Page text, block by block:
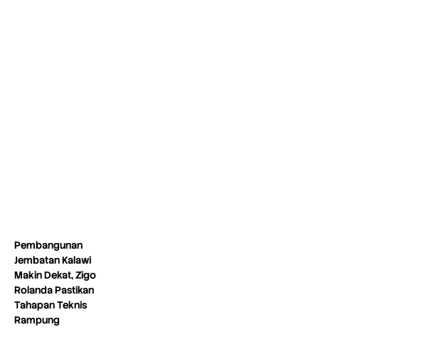
Pembangunan
Jembatan Kalawi
Makin Dekat, Zigo
Rolanda Pastikan
Tahapan Teknis
Rampung